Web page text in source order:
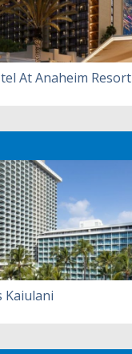
At Anaheim Resort
Kaiulani